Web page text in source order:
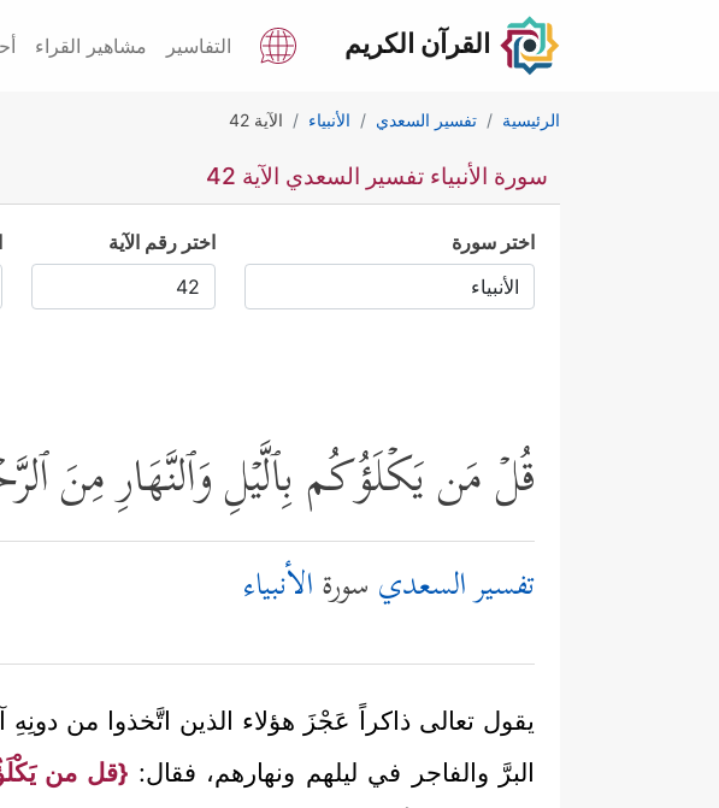
القرآن الكريم التفاسير مشاهير القراء
الرئيسية تفسير السعدي الأنبياء الآية 42
سورة الأنبياء تفسير السعدي الآية 42
اختر سورة اختر رقم الآية
قُلۡ مَن یَكۡلَؤُكُم بِٱلَّیۡلِ وَٱلنَّهَارِ مِنَ
تفسير السعدي سورةالأنبياء
يقول تعالى ذاكراً عَجْزَ هؤلاء الذين اتَّخذوا من
البرَّ والفاجر في ليلهم ونهارهم، فقال: {قل من